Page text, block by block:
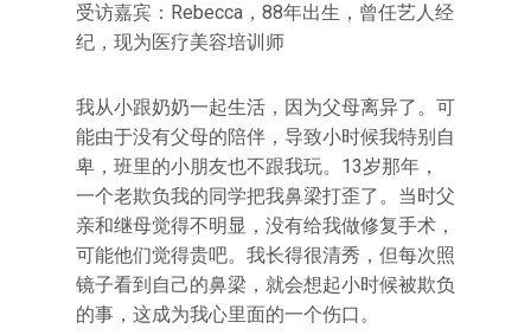
受访嘉宾：Rebecca，88年出生，曾任艺人经
纪，现为医疗美容培训师
我从小跟奶奶一起生活，因为父母离异了。可
能由于没有父母的陪伴，导致小时候我特别自
卑，班里的小朋友也不跟我玩。13岁那年，
一个老欺负我的同学把我鼻梁打歪了。当时父
亲和继母觉得不明显，没有给我做修复手术，
可能他们觉得贵吧。我长得很清秀，但每次照
镜子看到自己的鼻梁，就会想起小时候被欺负
的事，这成为我心里面的一个伤口。